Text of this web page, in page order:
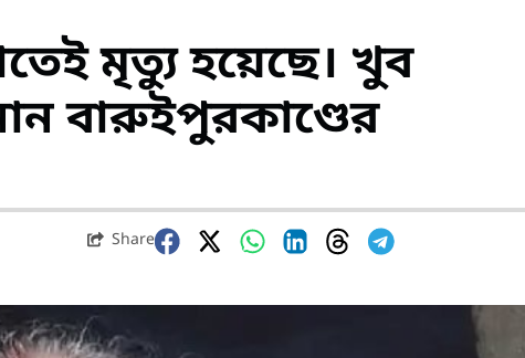
মৃত্যু হয়েছে। খুব
বারুইপুরকাণ্ডের
Share